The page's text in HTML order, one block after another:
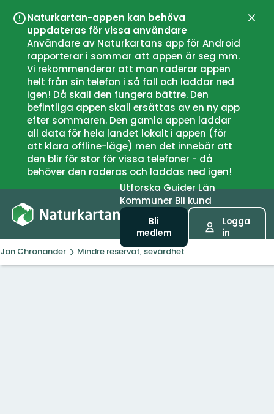
Naturkartan-appen kan behöva
uppdateras för vissa användare
Användare av Naturkartans app för Android
rapporterar i sommar att appen är seg mm.
Vi rekommenderar att man raderar appen
helt från sin telefon i så fall och laddar ned
igen! Då skall den fungera bättre. Den
befintliga appen skall ersättas av en ny app
efter sommaren. Den gamla appen laddar
all data för hela landet lokalt i appen (för
att klara offline-läge) men det innebär att
den blir för stor för vissa telefoner - då
behöver den raderas och laddas ned igen!
UtforskaGuiderLän
Kommuner Bli kund
Bli
medlem
Logga
in
Jan Chronander Mindre reservat, sevärdhet